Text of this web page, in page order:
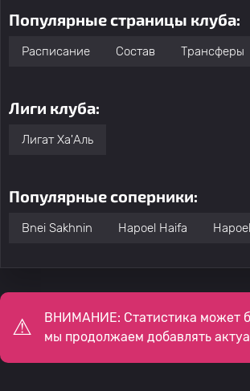
Популярные страницы клуба:
Расписание Состав Трансферы
Лиги клуба:
Лигат Ха'Аль
Популярные соперники:
Bnei Sakhnin Hapoel Haifa
ВНИМАНИЕ: Статистика может
мы продолжаем добавлять